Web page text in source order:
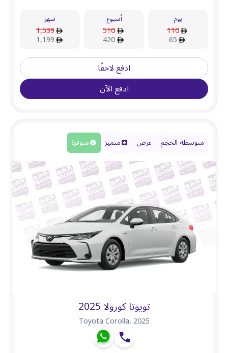
يوم
110
65
أسبوع
510
420
شهر
1,539
1,199
ادفع لاحقًا
ادفع الآن
متوسطة الحجم عرض متميز متوفرة
تويوتا كورولا 2025
Toyota Corolla,2025